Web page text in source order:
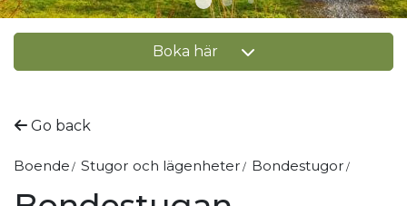
Boka här
Go back
Boende Stugor och lägenheter Bondestugor